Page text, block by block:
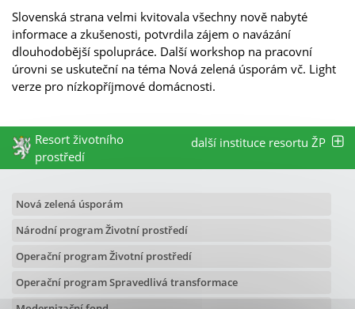
Slovenská strana velmi kvitovala všechny nově nabyté
informace a zkušenosti, potvrdila zájem o navázání
dlouhodobější spolupráce. Další workshop na pracovní
úrovni se uskuteční na téma Nová zelená úsporám vč. Light
verze pro nízkopříjmové domácnosti.
Resort životního
prostředí
další instituce resortu ŽP
Nová zelená úsporám
Národní program Životní prostředí
Operační program Životní prostředí
Operační program Spravedlivá transformace